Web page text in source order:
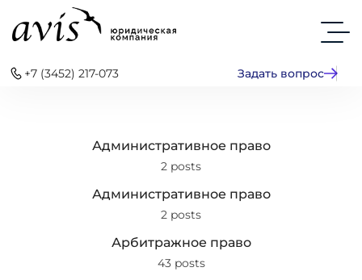
+7 (3452) 217-073 Задать вопрос
Административное право
2 posts
Административное право
2 posts
Арбитражное право
43 posts